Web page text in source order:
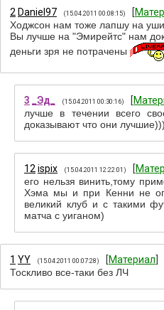
2 Daniel97 (15.04.2011 00:08:15) [
Ходжсон нам тоже лапшу на
Вы лучше на "Эмирейтс" нам
деньги зря не потрачены
3 _Эд_ (15.04.2011 00:30:16) [
лучше в течении всего
доказывают что они
12 ispix (15.04.2011 12:22:01) [
его нельзя винить,тому
Хэма мы и при Кенни не
великий клуб и с такими
матча с уиганом)
1 YY (15.04.2011 00:07:28) [Материал
Тоскливо все-таки без ЛЧ